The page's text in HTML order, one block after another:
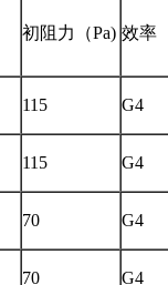
初阻力（Pa) 效率
115 G4
115 G4
70 G4
70 G4